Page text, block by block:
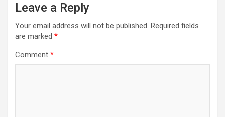
Leave a Reply
Your email address will not be published. Required fields
are marked *
Comment *